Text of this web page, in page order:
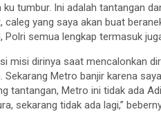
tumbur. Ini adalah tantangan
yang saya akan buat
semua lengkap termasuk
misi dirinya saat mencalonkan
Metro banjir karena
tantangan, Metro ini tidak ada
sekarang tidak ada lagi,”